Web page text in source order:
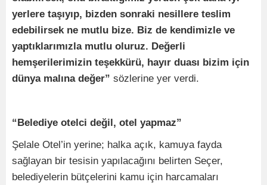
yerlere taşıyıp, bizden sonraki nesillere teslim
edebilirsek ne mutlu bize. Biz de kendimizle ve
yaptıklarımızla mutlu oluruz. Değerli
hemşerilerimizin teşekkürü, hayır duası bizim için
dünya malına değer” sözlerine yer verdi.
“Belediye otelci değil, otel yapmaz”
Şelale Otel’in yerine; halka açık, kamuya fayda
sağlayan bir tesisin yapılacağını belirten Seçer,
belediyelerin bütçelerini kamu için harcamaları